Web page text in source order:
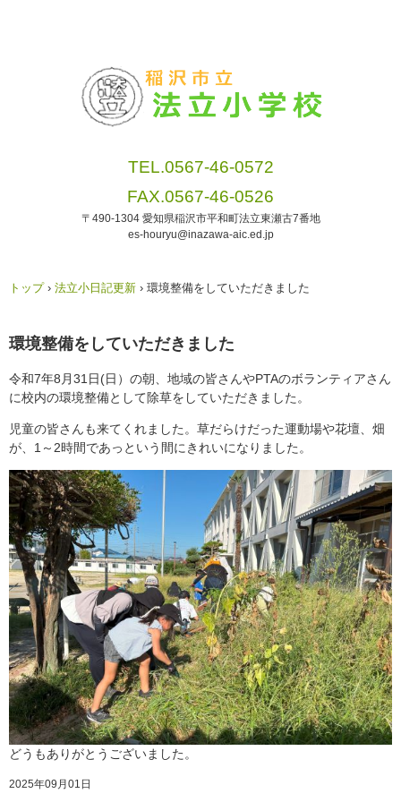
TEL.0567-46-0572
FAX.0567-46-0526
〒490-1304 愛知県稲沢市平和町法立東瀬古7番地
es-houryu@inazawa-aic.ed.jp
トップ › 法立小日記更新 › 環境整備をしていただきました
環境整備をしていただきました
令和7年8月31日(日）の朝、地域の皆さんやPTAのボランティアさん
に校内の環境整備として除草をしていただきました。
児童の皆さんも来てくれました。草だらけだった運動場や花壇、畑
が、1～2時間であっという間にきれいになりました。
どうもありがとうございました。
2025年09月01日